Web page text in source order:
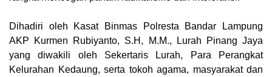
Dihadiri oleh Kasat Binmas Polresta Bandar Lampung
AKP Kurmen Rubiyanto, S.H, M.M., Lurah Pinang Jaya
yang diwakili oleh Sekertaris Lurah, Para Perangkat
Kelurahan Kedaung, serta tokoh agama, masyarakat dan